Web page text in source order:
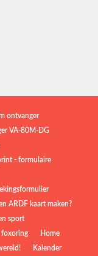
ontvanger
VA-80M-DG
- formulaire
ARDF kaart maken?
sport
foxoring
Home
Kalender